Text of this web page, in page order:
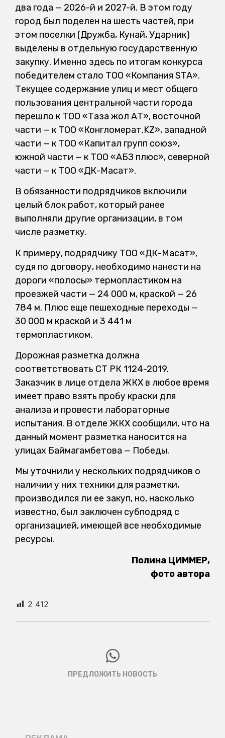
два года — 2026-й и 2027-й. В этом году
город был поделен на шесть частей, при
этом поселки (Дружба, Кунай, Ударник)
выделены в отдельную государственную
закупку. Именно здесь по итогам конкурса
победителем стало ТОО «Компания STA».
Текущее содержание улиц и мест общего
пользования центральной части города
перешло к ТОО «Таза жол АТ», восточной
части — к ТОО «Конгломерат.KZ», западной
части — к ТОО «Капитал групп союз»,
южной части — к ТОО «АБЗ плюс», северной
части — к ТОО «ДК-Мақсат».
В обязанности подрядчиков включили
целый блок работ, который ранее
выполняли другие организации, в том
числе разметку.
К примеру, подрядчику ТОО «ДК-Мақсат»,
судя по договору, необходимо нанести на
дороги «полосы» термопластиком на
проезжей части — 24 000 м, краской — 26
784 м. Плюс еще пешеходные переходы —
30 000 м краской и 3 441 м
термопластиком.
Дорожная разметка должна
соответствовать СТ РК 1124-2019.
Заказчик в лице отдела ЖКХ в любое время
имеет право взять пробу краски для
анализа и провести лабораторные
испытания. В отделе ЖКХ сообщили, что на
данный момент разметка наносится на
улицах Баймагамбетова — Победы.
Мы уточнили у нескольких подрядчиков о
наличии у них техники для разметки,
производился ли ее закуп, но, насколько
известно, был заключен субподряд с
организацией, имеющей все необходимые
ресурсы.
Полина ЦИММЕР,
фото автора
2 412
ПРЕДЛОЖИТЬ НОВОСТЬ